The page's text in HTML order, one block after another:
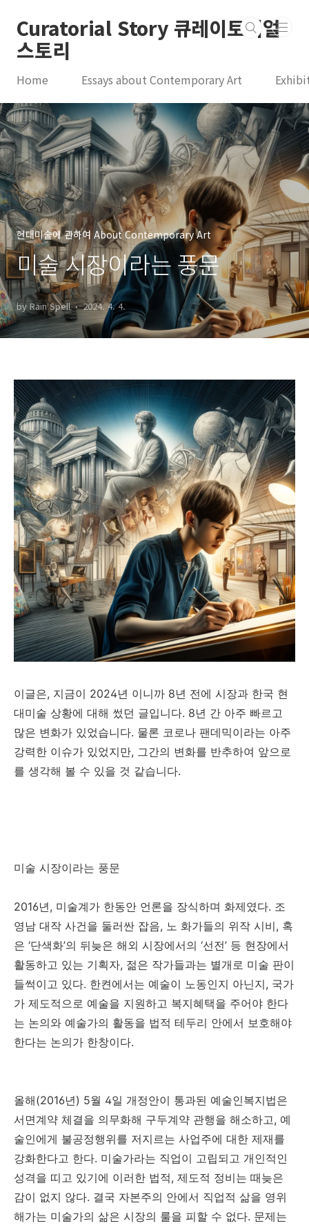
Curatorial Story 큐레이토리얼
스토리
Home Essays about Contemporary Art
현대미술에 관하여 About Contemporary Art
미술 시장이라는 풍문
by Rain Spell 2024. 4. 4.
이글은, 지금이 2024년 이니까 8년 전에 시장과 한국 현
대미술 상황에 대해 썼던 글입니다. 8년 간 아주 빠르고
많은 변화가 있었습니다. 물론 코로나 팬데믹이라는 아주
강력한 이슈가 있었지만, 그간의 변화를 반추하여 앞으로
를 생각해 볼 수 있을 것 같습니다.
미술 시장이라는 풍문
2016년, 미술계가 한동안 언론을 장식하며 화제였다. 조
영남 대작 사건을 둘러싼 잡음, 노 화가들의 위작 시비, 혹
은 ‘단색화’의 뒤늦은 해외 시장에서의 ‘선전’ 등 현장에서
활동하고 있는 기획자, 젊은 작가들과는 별개로 미술 판이
들썩이고 있다. 한켠에서는 예술이 노동인지 아닌지, 국가
가 제도적으로 예술을 지원하고 복지혜택을 주어야 한다
는 논의와 예술가의 활동을 법적 테두리 안에서 보호해야
한다는 논의가 한창이다.
올해(2016년) 5월 4일 개정안이 통과된 예술인복지법은
서면계약 체결을 의무화해 구두계약 관행을 해소하고, 예
술인에게 불공정행위를 저지르는 사업주에 대한 제재를
강화한다고 한다. 미술가라는 직업이 고립되고 개인적인
성격을 띠고 있기에 이러한 법적, 제도적 정비는 때늦은
감이 없지 않다. 결국 자본주의 안에서 직업적 삶을 영위
해가는 미술가의 삶은 시장의 룰을 피할 수 없다. 문제는